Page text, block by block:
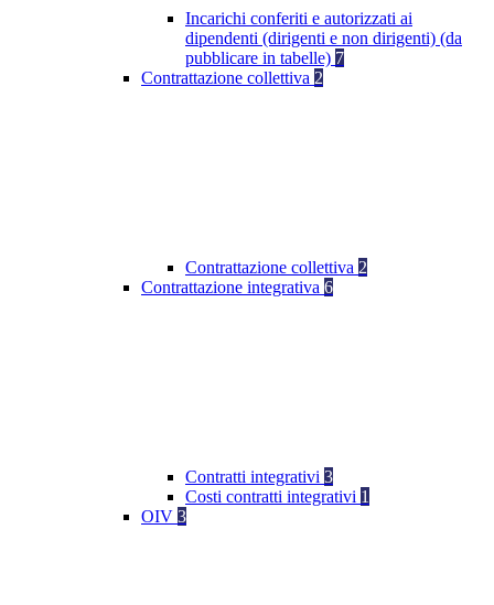
Incarichi conferiti e autorizzati ai
dipendenti (dirigenti e non dirigenti) (da
pubblicare in tabelle) 7
Contrattazione collettiva 2
Contrattazione collettiva 2
Contrattazione integrativa 6
Contratti integrativi 3
Costi contratti integrativi 1
OIV 3